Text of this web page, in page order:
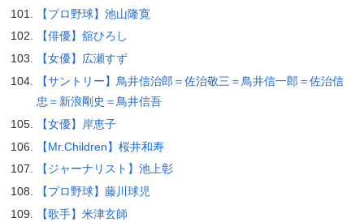
【プロ野球】池山隆寛
【俳優】舘ひろし
【女優】広瀬すず
【サントリー】鳥井信治郎＝佐治敬三＝鳥井信一郎＝佐治信
忠＝新浪剛史＝鳥井信吾
【女優】岸恵子
【Mr.Children】桜井和寿
【ジャーナリスト】池上彰
【プロ野球】藤川球児
【歌手】米津玄師